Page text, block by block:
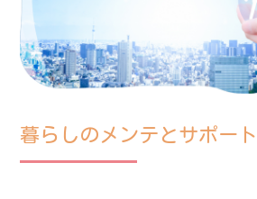
暮らしのメンテとサポート